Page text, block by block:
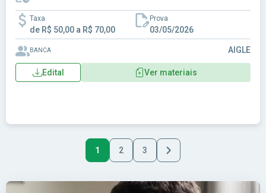
Taxa
de R$ 50,00 a R$ 70,00
Prova
03/05/2026
BANCA AIGLE
Edital Ver materiais
1 2 3